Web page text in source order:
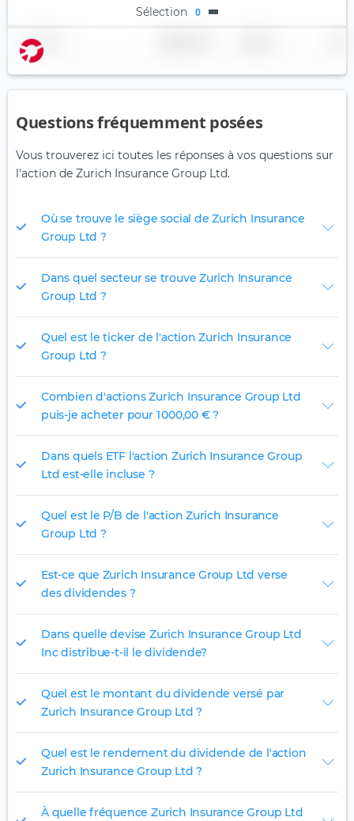
Sélection 0
Nom
Questions fréquemment posées
Vous trouverez ici toutes les réponses à vos questions sur
l'action de Zurich Insurance Group Ltd.
Où se trouve le siège social de Zurich Insurance
Group Ltd ?
Dans quel secteur se trouve Zurich Insurance
Group Ltd ?
Quel est le ticker de l'action Zurich Insurance
Group Ltd ?
Combien d'actions Zurich Insurance Group Ltd
puis-je acheter pour 1 000,00 € ?
Dans quels ETF l'action Zurich Insurance Group
Ltd est-elle incluse ?
Quel est le P/B de l'action Zurich Insurance
Group Ltd ?
Est-ce que Zurich Insurance Group Ltd verse
des dividendes ?
Dans quelle devise Zurich Insurance Group Ltd
Inc distribue-t-il le dividende?
Quel est le montant du dividende versé par
Zurich Insurance Group Ltd ?
Quel est le rendement du dividende de l'action
Zurich Insurance Group Ltd ?
À quelle fréquence Zurich Insurance Group Ltd